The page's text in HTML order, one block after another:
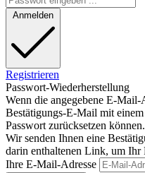
Anmelden
Registrieren
Passwort-Wiederherstellung
Wenn die angegebene E-
Bestätigungs-E-Mail mit
Passwort zurücksetzen können.
Wir senden Ihnen eine
darin enthaltenen Link, um Ihr
Ihre E-Mail-Adresse